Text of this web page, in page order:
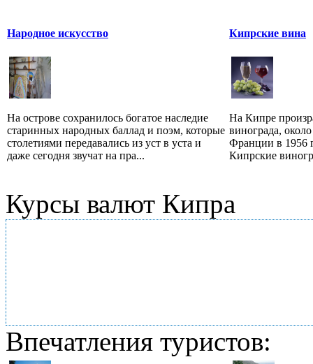
Народное искусство
На острове сохранилось богатое наследие
старинных народных баллад и поэм, которые
столетиями передавались из уст в уста и
даже сегодня звучат на пра...
Кипрские вина
На Кипре
винограда,
Франции в 1956
Кипрские
Курсы валют Кипра
Впечатления туристов: